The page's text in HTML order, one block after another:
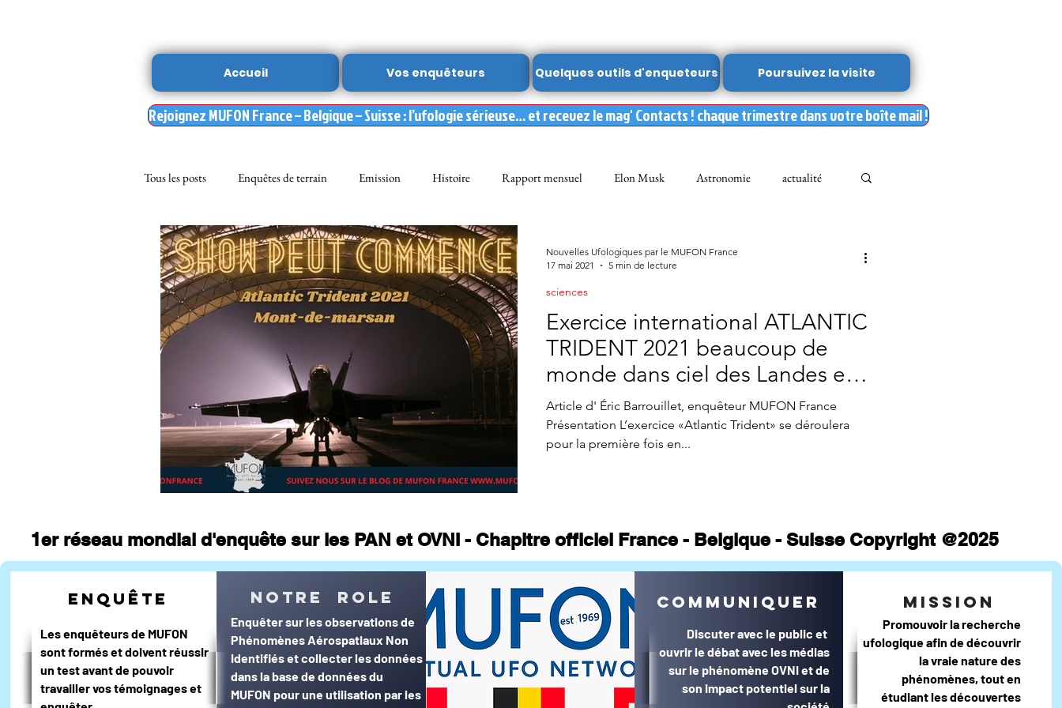
Accueil Vos enquêteurs Quelques outils d'enqueteurs Poursuivez la visite
Rejoignez MUFON France – Belgique – Suisse : l’ufologie sérieuse… et recevez le mag' Contacts ! chaque trimestre dans votre boîte mail !
Tous les posts Enquêtes de terrain Emission Histoire Rapport mensuel Elon Musk Astronomie actualité
sciences NOUVELLE DU MUFON Dossier spécial MUFON
Nasa enqueteur MUFON Observation ARCHIVES
journal d'un enquêteur Magazine CONTACTS Appel à témoin article Gildas Bourdais Statistiques mensuels
Surveillance du ciel Wall Street Journal
Exercice international ATLANTIC
TRIDENT 2021 beaucoup de
monde dans ciel des Landes et
du sud-ouest
Article d' Éric Barrouillet, enquêteur MUFON France
Présentation L’exercice «Atlantic Trident» se déroulera
pour la première fois en...
sciences
Nouvelles Ufologiques par le MUFON France
17 mai 2021
5 min de lecture
1er réseau mondial d'enquête sur les PAN et OVNI - Chapitre officiel France - Belgique - Suisse Copyright @2025
© MUFON France et Belgique©
enquête
Les enquêteurs de MUFON
sont formés et doivent réussir
un test avant de pouvoir
travailler vos témoignages et
notre role
Enquêter sur les observations de
Phénomènes Aérospatiaux Non
Identifiés et collecter les données
dans la base de données du
MUFON pour une utilisation par les
communiquer
Discuter avec le public et
ouvrir le débat avec les médias
sur le phénomène OVNI et de
son impact potentiel sur la
mission
Promouvoir la recherche
ufologique afin de découvrir
la vraie nature des
phénomènes, tout en
étudiant les découvertes